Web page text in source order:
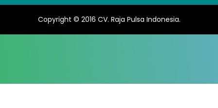
Copyright © 2016 CV. Raja Pulsa Indonesia.